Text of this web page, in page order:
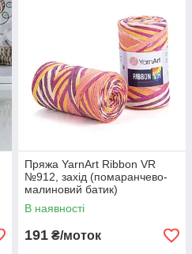
Пряжа YarnArt Ribbon VR
№912, захід (помаранчево-
малиновий батик)
В наявності
191 ₴/моток